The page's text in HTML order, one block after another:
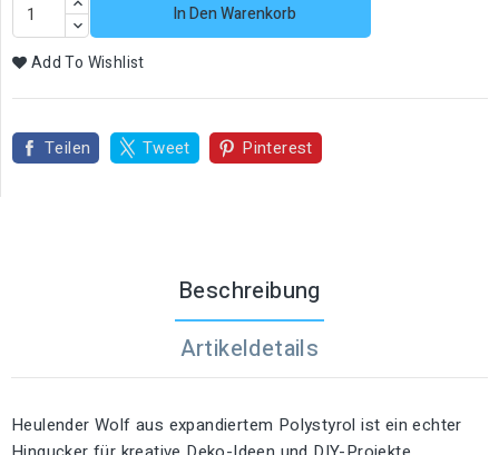
In Den Warenkorb
Add To Wishlist
Teilen Tweet Pinterest
Beschreibung
Artikeldetails
Heulender Wolf aus expandiertem Polystyrol ist ein echter